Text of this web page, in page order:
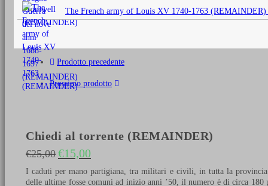
originale
era:
The French army of Louis XV 1740-1763 (REMAINDER)
Prodotto precedente
Prossimo prodotto
Chiedi al torrente (REMAINDER)
€25,00 Il prezzo originale era: €25,00.
€15,00
I caduti per mano partigiana, tra militari e civili, in tutta la provincia
delle ultime fosse comuni ad inizio anni ’50, il numero è di circa